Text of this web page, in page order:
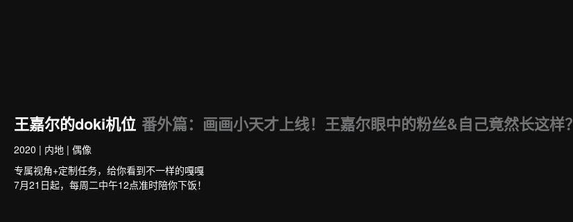
王嘉尔的doki机位 番外篇：画画小天才上线！王嘉尔眼中的粉丝&自己竟然长这样？
2020 | 内地 | 偶像
专属视角+定制任务，给你看到不一样的嘎嘎
7月21日起，每周二中午12点准时陪你下饭！